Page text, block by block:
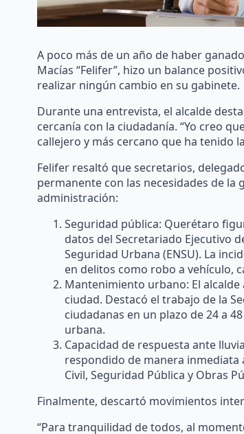
A poco más de un año de haber
Macías “Felifer”, hizo un balance
realizar ningún cambio en su gabinete.
Durante una entrevista, el alcalde
cercanía con la ciudadanía. “Yo creo
callejero y más cercano que ha tenido
Felifer resaltó que secretarios,
permanente con las necesidades de la
administración:
Seguridad pública: Querétaro
datos del Secretariado Ejecutivo
Seguridad Urbana (ENSU). La
en delitos como robo a vehículo,
Mantenimiento urbano: El
ciudad. Destacó el trabajo de la
ciudadanas en un plazo de 24 a
urbana.
Capacidad de respuesta ante
respondido de manera inmediata
Civil, Seguridad Pública y Obras
Finalmente, descartó movimientos
“Para tranquilidad de todos, al